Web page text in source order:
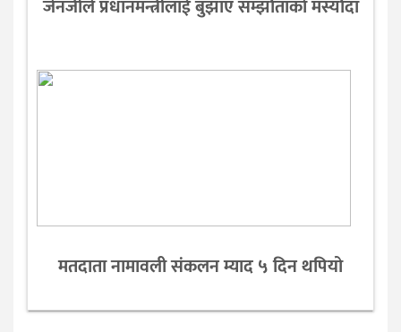
जेनजीले प्रधानमन्त्रीलाई बुझाए सम्झाैताकाे मस्याैदा
मतदाता नामावली संकलन म्याद ५ दिन थपियो